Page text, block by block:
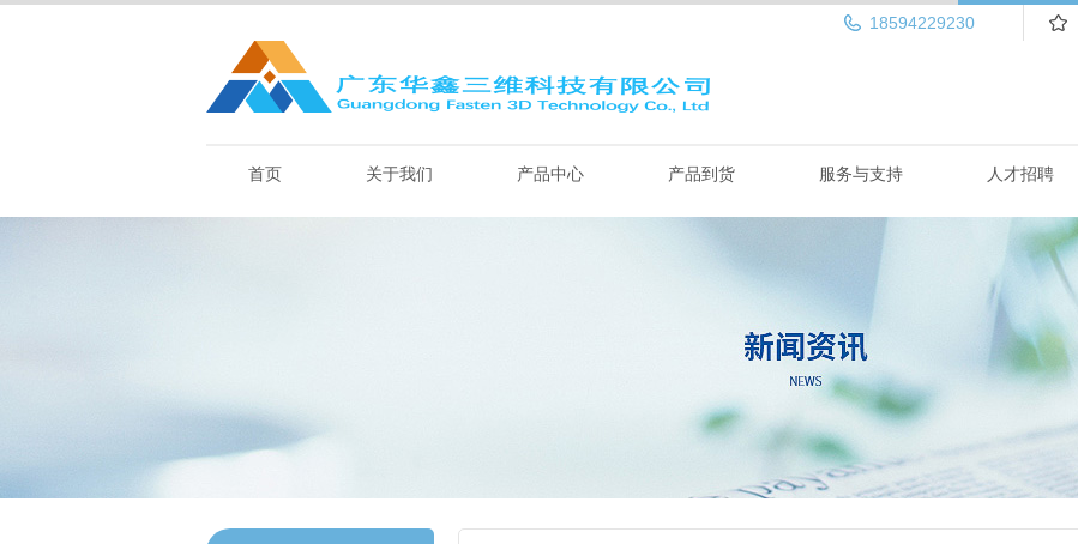
18594229230
首页 关于我们 产品中心 产品到货 服务与支持 人才招聘